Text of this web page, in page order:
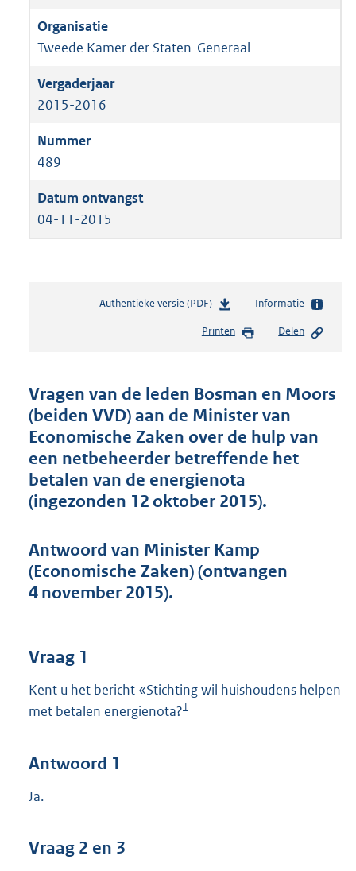
Tweede Kamer der Staten-Generaal
2015-2016
489
04-11-2015
Authentieke versie (PDF)b
s
d
s
g
r
o
t
4
Informatie
Printen Delen
Vragen van de leden Bosman en Moors
(beiden VVD) aan de Minister van
Economische Zaken over de hulp van
een netbeheerder betreffende het
betalen van de energienota
(ingezonden 12 oktober 2015).
Antwoord van Minister Kamp
(Economische Zaken) (ontvangen
4 november 2015).
Vraag 1
Kent u het bericht «Stichting wil huishoudens helpen
met betalen energienota?1
Antwoord 1
Ja.
Vraag 2 en 3